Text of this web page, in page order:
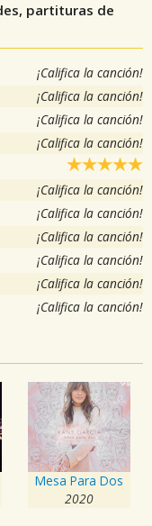
partituras de
¡Califica la canción!
¡Califica la canción!
¡Califica la canción!
¡Califica la canción!
¡Califica la canción!
¡Califica la canción!
¡Califica la canción!
¡Califica la canción!
¡Califica la canción!
¡Califica la canción!
Mesa Para Dos
2020